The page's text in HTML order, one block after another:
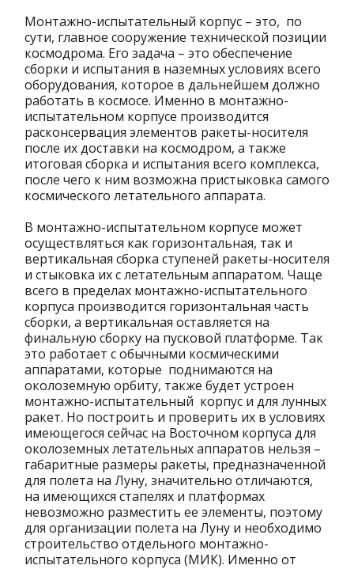
Монтажно-испытательный корпус – это, по
сути, главное сооружение технической позиции
космодрома. Его задача – это обеспечение
сборки и испытания в наземных условиях всего
оборудования, которое в дальнейшем должно
работать в космосе. Именно в монтажно-
испытательном корпусе производится
расконсервация элементов ракеты-носителя
после их доставки на космодром, а также
итоговая сборка и испытания всего комплекса,
после чего к ним возможна пристыковка самого
космического летательного аппарата.
В монтажно-испытательном корпусе может
осуществляться как горизонтальная, так и
вертикальная сборка ступеней ракеты-носителя
и стыковка их с летательным аппаратом. Чаще
всего в пределах монтажно-испытательного
корпуса производится горизонтальная часть
сборки, а вертикальная оставляется на
финальную сборку на пусковой платформе. Так
это работает с обычными космическими
аппаратами, которые поднимаются на
околоземную орбиту, также будет устроен
монтажно-испытательный корпус и для лунных
ракет. Но построить и проверить их в условиях
имеющегося сейчас на Восточном корпуса для
околоземных летательных аппаратов нельзя –
габаритные размеры ракеты, предназначенной
для полета на Луну, значительно отличаются,
на имеющихся стапелях и платформах
невозможно разместить ее элементы, поэтому
для организации полета на Луну и необходимо
строительство отдельного монтажно-
испытательного корпуса (МИК). Именно от